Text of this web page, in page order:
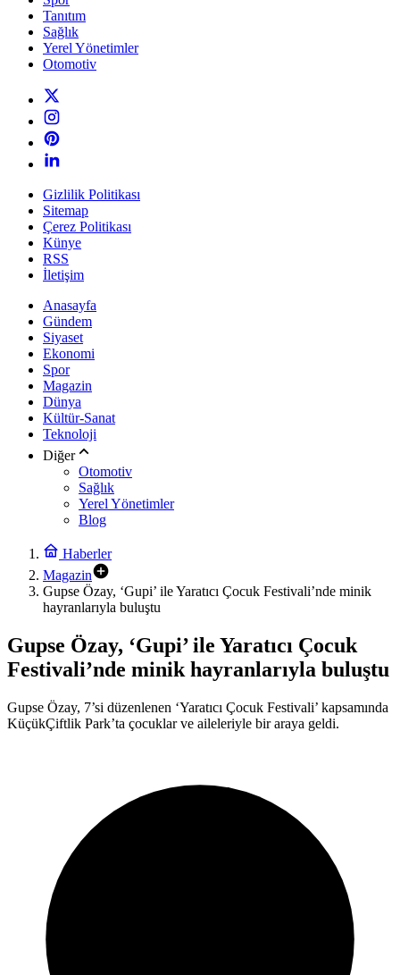
Tanıtım
Sağlık
Yerel Yönetimler
Otomotiv
Gizlilik Politikası
Sitemap
Çerez Politikası
Künye
RSS
İletişim
Anasayfa
Gündem
Siyaset
Ekonomi
Spor
Magazin
Dünya
Kültür-Sanat
Teknoloji
Diğer
Otomotiv
Sağlık
Yerel Yönetimler
Blog
Haberler
Magazin
Gupse Özay, ‘Gupi’ ile Yaratıcı Çocuk Festivali’nde minik
hayranlarıyla buluştu
Gupse Özay, ‘Gupi’ ile Yaratıcı Çocuk
Festivali’nde minik hayranlarıyla buluştu
Gupse Özay, 7’si düzenlenen ‘Yaratıcı Çocuk Festivali’ kapsamında
KüçükÇiftlik Park’ta çocuklar ve aileleriyle bir araya geldi.